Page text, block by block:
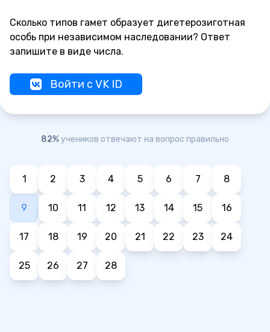
Сколько типов гамет образует дигетерозиготная
особь при независимом наследовании? Ответ
запишите в виде числа.
Войти с VK ID
82%учеников отвечают на вопрос правильно
1 2 3 4 5 6 7 8
9 10 11 12 13 14 15 16
17 18 19 20 21 22 23 24
25 26 27 28